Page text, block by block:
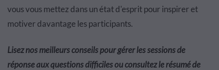
vous vous mettez dans un état d'esprit pour inspirer et
motiver davantage les participants.
Lisez nos meilleurs conseils pour gérer les sessions de
réponse aux questions difficiles ou consultez le résumé de